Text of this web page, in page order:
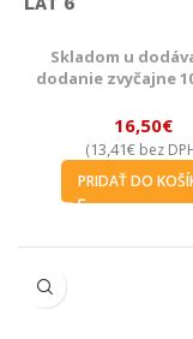
Skladom u
dodanie zvyčajne
16,50€
(13,41€bez
PRIDAŤ DO